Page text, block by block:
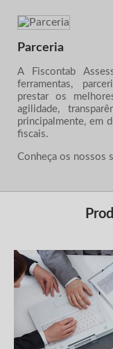
Parceria
A Fiscontab
ferramentas,
prestar os
agilidade,
principalmente, em
fiscais.
Conheça os nossos